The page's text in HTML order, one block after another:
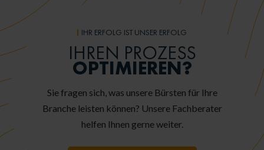
IHR ERFOLG IST UNSER ERFOLG
IHREN PROZESS
OPTIMIEREN?
Sie fragen sich, was unsere Bürsten für Ihre
Branche leisten können? Unsere Fachberater
helfen Ihnen gerne weiter.